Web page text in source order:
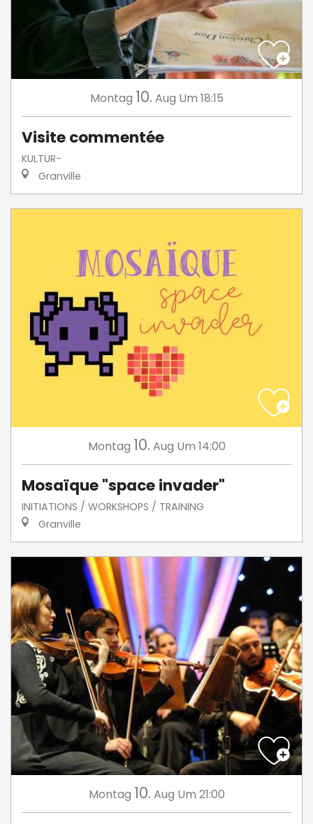
Montag 10. Aug Um 18:15
Visite commentée
KULTUR-
Granville
Montag 10. Aug Um 14:00
Mosaïque "space invader"
INITIATIONS / WORKSHOPS / TRAINING
Granville
Montag 10. Aug Um 21:00